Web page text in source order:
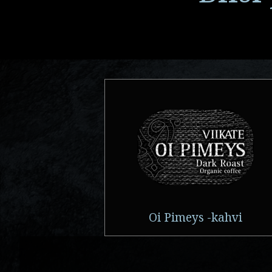
Oi Pimeys -kahvi